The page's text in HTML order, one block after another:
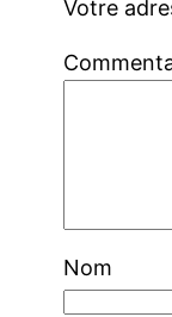
Votre
Nom